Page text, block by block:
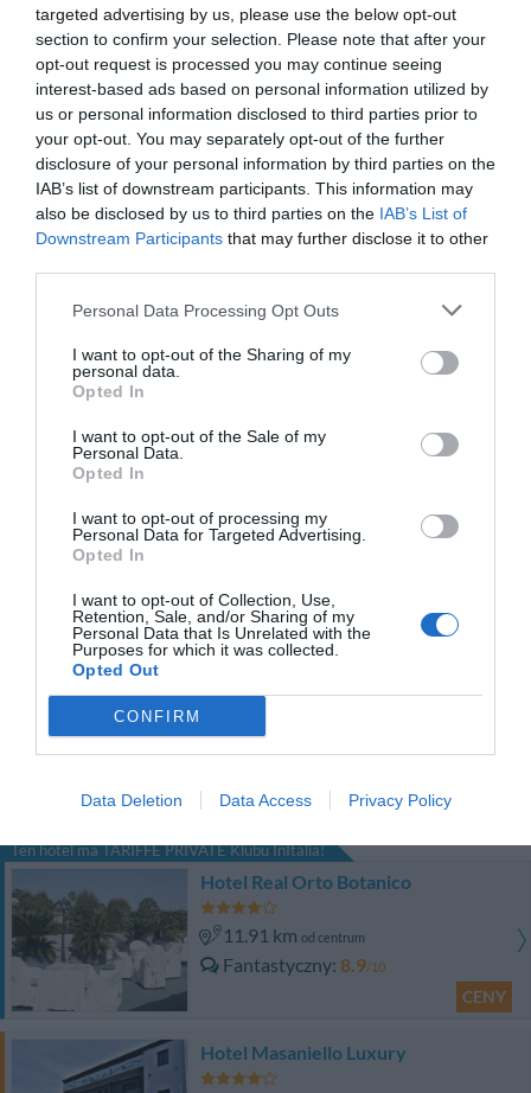
targeted advertising by us, please use the below opt-out
section to confirm your selection. Please note that after your
opt-out request is processed you may continue seeing
interest-based ads based on personal information utilized by
us or personal information disclosed to third parties prior to
your opt-out. You may separately opt-out of the further
disclosure of your personal information by third parties on the
IAB’s list of downstream participants. This information may
also be disclosed by us to third parties on the IAB’s List of
Downstream Participants that may further disclose it to other
Personal Data Processing Opt Outs
I want to opt-out of the Sharing of my
personal data.
Opted In
I want to opt-out of the Sale of my
Personal Data.
Opted In
I want to opt-out of processing my
Personal Data for Targeted Advertising.
Opted In
I want to opt-out of Collection, Use,
Retention, Sale, and/or Sharing of my
Personal Data that Is Unrelated with the
Purposes for which it was collected.
Opted Out
CONFIRM
Data Deletion Data Access Privacy Policy
9.41 kmod centrum
Wyjątkowy 9.5/10
CENY
Hotel Joyfull
8.97 km od centrum
Bardzo dobry 8.1/10
B & B Terra Mia
14.24 kmod centrum
Ten hotel ma TARIFFE PRIVATE Klubu InItalia!
Hotel Colombo
Bardzo dobry
9.93 km
Ten hotel ma TARIFFE PRIVATE Klubu InItalia!
Hotel Real Orto Botanico
11.91 km od centrum
Fantastyczny 8.9/10
CENY
Hotel Masaniello Luxury